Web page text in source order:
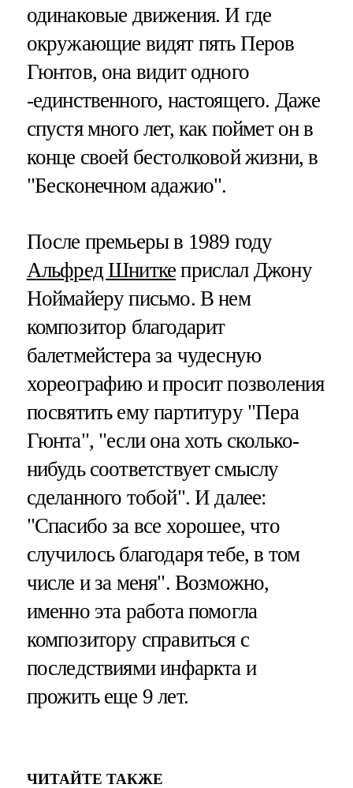
одинаковые движения. И где
окружающие видят пять Перов
Гюнтов, она видит одного
-единственного, настоящего. Даже
спустя много лет, как поймет он в
конце своей бестолковой жизни, в
"Бесконечном адажио".
После премьеры в 1989 году
Альфред Шнитке прислал Джону
Ноймайеру письмо. В нем
композитор благодарит
балетмейстера за чудесную
хореографию и просит позволения
посвятить ему партитуру "Пера
Гюнта", "если она хоть сколько-
нибудь соответствует смыслу
сделанного тобой". И далее:
"Спасибо за все хорошее, что
случилось благодаря тебе, в том
числе и за меня". Возможно,
именно эта работа помогла
композитору справиться с
последствиями инфаркта и
прожить еще 9 лет.
ЧИТАЙТЕ ТАКЖЕ